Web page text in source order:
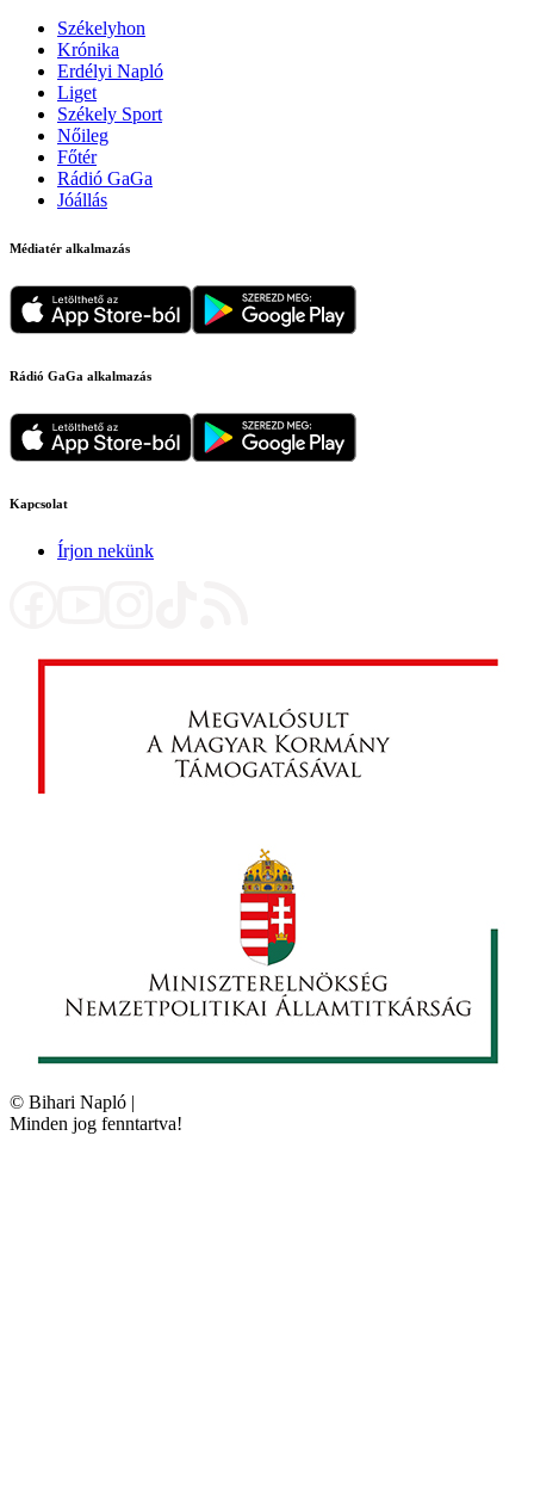
Székelyhon
Krónika
Erdélyi Napló
Liget
Székely Sport
Nőileg
Főtér
Rádió GaGa
Jóállás
Médiatér alkalmazás
Rádió GaGa alkalmazás
Kapcsolat
Írjon nekünk
© Bihari Napló |
Minden jog fenntartva!